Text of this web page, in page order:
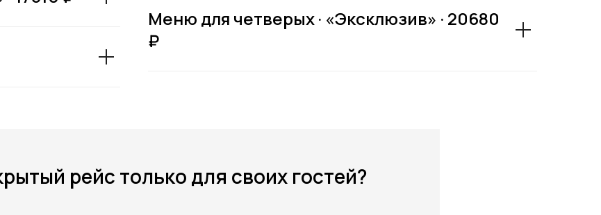
Меню для четверых · «Эксклюзив» · 20680
₽
рейс только для своих гостей?